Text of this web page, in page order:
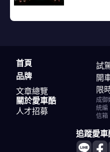
首頁
品牌
文章總覽
試
開
限
關於愛車酷
人才招募
成御
統
信
追蹤愛車